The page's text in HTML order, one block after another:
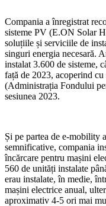
Compania a înregistrat
sisteme PV (E.ON Solar
soluțiile și serviciile de
singuri energia necesară.
instalat 3.600 de sisteme,
față de 2023, acoperind
(Administrația Fondului
sesiunea 2023.
Și pe partea de e-mobility
semnificative, compania
încărcare pentru mașini
560 de unități instalate
erau instalate, în medie,
mașini electrice anual,
aproximativ 4-5 ori mai